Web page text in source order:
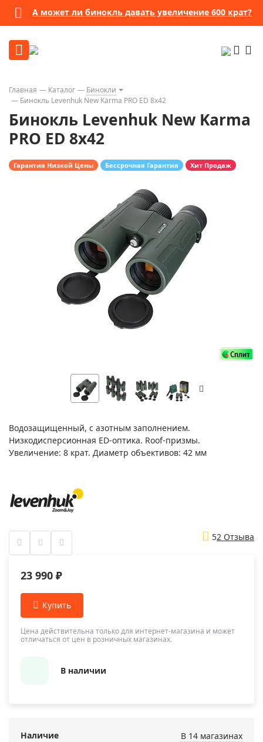
Бессрочная гарантияПосмотреть подробности
Главная Каталог
Бинокли
Бинокль Levenhuk New Karma PRO ED 8x42
Бинокль Levenhuk New Karma
PRO ED 8x42
Гарантия Низкой Цены Бессрочная Гарантия Хит Продаж
Водозащищенный, с азотным заполнением.
Низкодисперсионная ED-оптика. Roof-призмы.
Увеличение: 8 крат. Диаметр объективов: 42 мм
52 Отзыва
23 990 ₽
Цена действительна только для интернет-магазина и может
отличаться от цен в розничных магазинах.
В наличии
Наличие
В 14 магазинах